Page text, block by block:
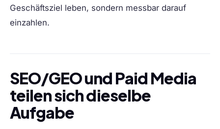
Geschäftsziel leben, sondern messbar darauf
einzahlen.
SEO/GEO und Paid Media
teilen sich dieselbe
Aufgabe